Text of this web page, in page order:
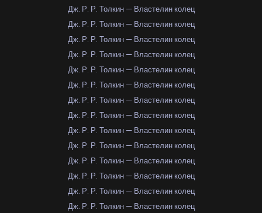
Дж. Р. Р. Толкин — Властелин колец
Дж. Р. Р. Толкин — Властелин колец
Дж. Р. Р. Толкин — Властелин колец
Дж. Р. Р. Толкин — Властелин колец
Дж. Р. Р. Толкин — Властелин колец
Дж. Р. Р. Толкин — Властелин колец
Дж. Р. Р. Толкин — Властелин колец
Дж. Р. Р. Толкин — Властелин колец
Дж. Р. Р. Толкин — Властелин колец
Дж. Р. Р. Толкин — Властелин колец
Дж. Р. Р. Толкин — Властелин колец
Дж. Р. Р. Толкин — Властелин колец
Дж. Р. Р. Толкин — Властелин колец
Дж. Р. Р. Толкин — Властелин колец